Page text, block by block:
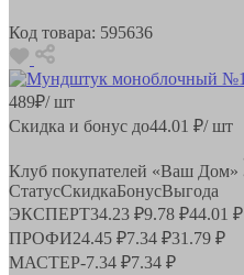
Код товара: 595636
489₽/ шт
Скидка и бонус до44.01 ₽/ шт
Клуб покупателей «Ваш Дом»
СтатусСкидкаБонусВыгода
ЭКСПЕРТ34.23 ₽9.78 ₽44.01 ₽
ПРОФИ24.45 ₽7.34 ₽31.79 ₽
МАСТЕР-7.34 ₽7.34 ₽